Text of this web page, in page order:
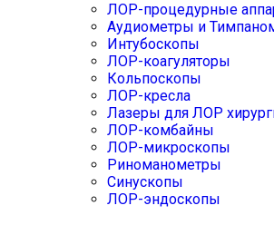
ЛОР-процедурные
Аудиометры и
Интубоскопы
ЛОР-коагуляторы
Кольпоскопы
ЛОР-кресла
Лазеры для ЛОР
ЛОР-комбайны
ЛОР-микроскопы
Риноманометры
Синускопы
ЛОР-эндоскопы